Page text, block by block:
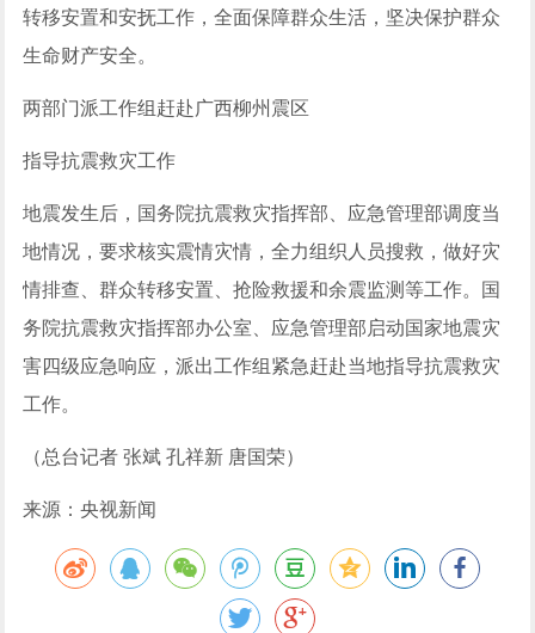
转移安置和安抚工作，全面保障群众生活，坚决保护群众
生命财产安全。
两部门派工作组赶赴广西柳州震区
指导抗震救灾工作
地震发生后，国务院抗震救灾指挥部、应急管理部调度当
地情况，要求核实震情灾情，全力组织人员搜救，做好灾
情排查、群众转移安置、抢险救援和余震监测等工作。国
务院抗震救灾指挥部办公室、应急管理部启动国家地震灾
害四级应急响应，派出工作组紧急赶赴当地指导抗震救灾
工作。
（总台记者 张斌 孔祥新 唐国荣）
来源：央视新闻